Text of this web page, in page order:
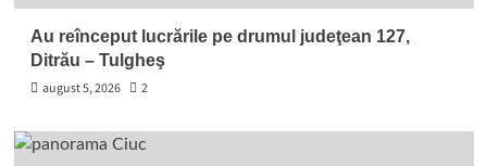
Au reînceput lucrările pe drumul judeţean 127,
Ditrău – Tulgheş
august 5, 2026
2